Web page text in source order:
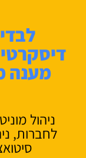
מענה
ניהול
לחברות,